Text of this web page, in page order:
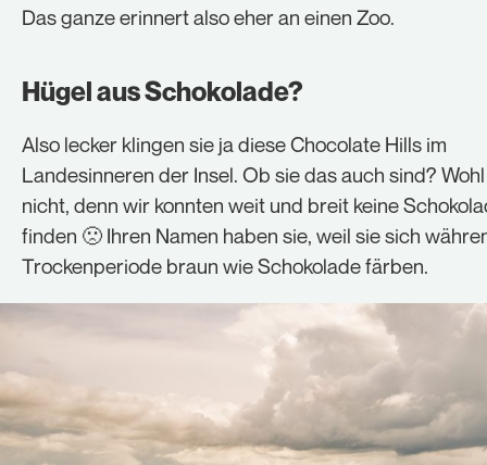
Das ganze erinnert also eher an einen Zoo.
Hügel aus Schokolade?
Also lecker klingen sie ja diese Chocolate Hills im
Landesinneren der Insel. Ob sie das auch sind?
nicht, denn wir konnten weit und breit keine
finden 🙁 Ihren Namen haben sie, weil sie sich
Trockenperiode braun wie Schokolade färben.